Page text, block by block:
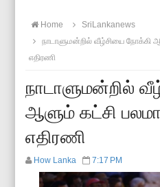
Home
SriLankanews
நாடாளுமன்றில் வீழ்சியை நோக்கி
எதிரணி
நாடாளுமன்றில்
ஆளும் கட்சி
எதிரணி
How Lanka 7:17 PM